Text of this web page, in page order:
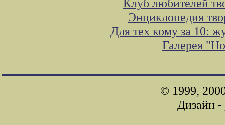
Клуб любителей
Энциклопедия
Для тех кому за 10:
Галерея
© 1999,
Дизайн -